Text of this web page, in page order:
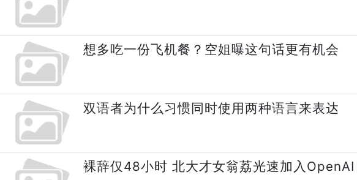
想多吃一份飞机餐？空姐曝这句话更有机会
双语者为什么习惯同时使用两种语言来表达
裸辞仅48小时 北大才女翁荔光速加入OpenAI